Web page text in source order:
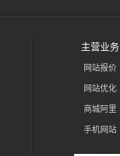
主营业务
网站报价
网站优化
商城阿里
手机网站